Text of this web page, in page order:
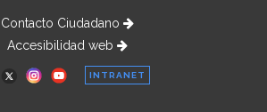
Contacto Ciudadano
Accesibilidad web
INTRANET